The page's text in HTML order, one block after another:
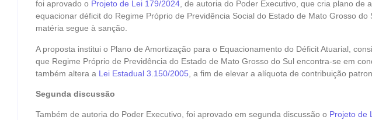
foi aprovado o Projeto de Lei 179/2024 , de autoria do Poder Executivo, que cria plano de
equacionar déficit do Regime Próprio de Previdência Social do Estado de Mato Grosso do
matéria segue à sanção.
A proposta institui o Plano de Amortização para o Equacionamento do Déficit Atuarial,
que Regime Próprio de Previdência do Estado de Mato Grosso do Sul encontra-se em
também altera a Lei Estadual 3.150/2005 , a fim de elevar a alíquota de contribuição
Segunda discussão
Também de autoria do Poder Executivo, foi aprovado em segunda discussão o Projeto de